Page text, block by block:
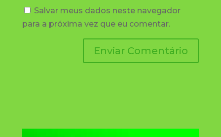
Salvar meus dados neste navegador
para a próxima vez que eu comentar.